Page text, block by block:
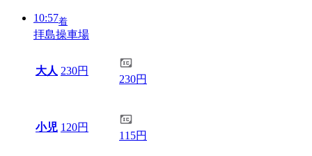
10:57着
拝島操車場
大人 230円
230円
小児 120円
115円